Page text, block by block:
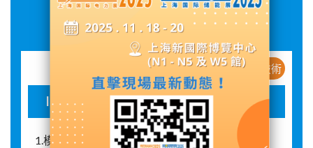
展品詳情
新産品 / 新技術
Intellisys系列SPC 2.0 智能低压配电系统
1.模块化整体采用标准模块化设计，系统无二次